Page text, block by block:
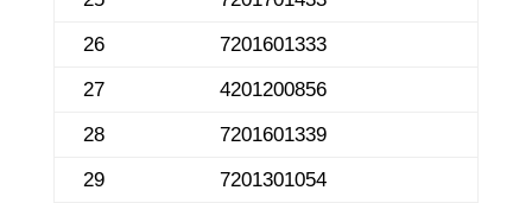
26
7201601333
27
4201200856
28
7201601339
29
7201301054